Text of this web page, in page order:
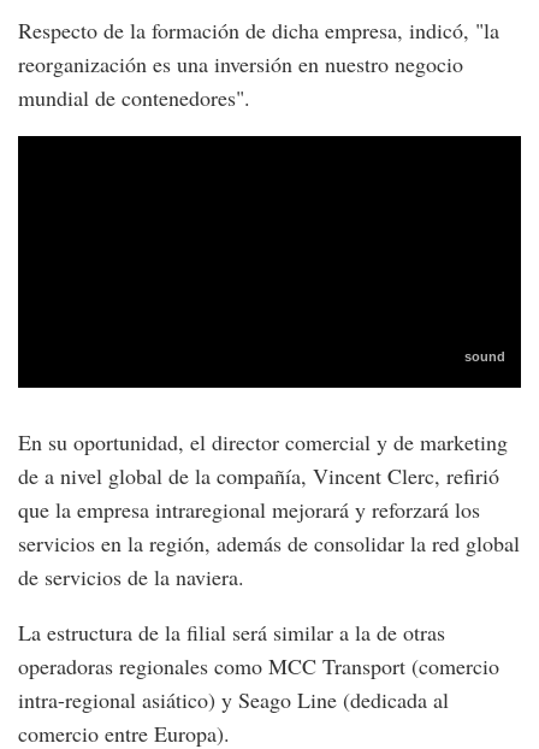
Respecto de la formación de dicha empresa, indicó, "la
reorganización es una inversión en nuestro negocio
mundial de contenedores".
En su oportunidad, el director comercial y de marketing
de a nivel global de la compañía, Vincent Clerc, refirió
que la empresa intraregional mejorará y reforzará los
servicios en la región, además de consolidar la red global
de servicios de la naviera.
La estructura de la filial será similar a la de otras
operadoras regionales como MCC Transport (comercio
intra-regional asiático) y Seago Line (dedicada al
comercio entre Europa).